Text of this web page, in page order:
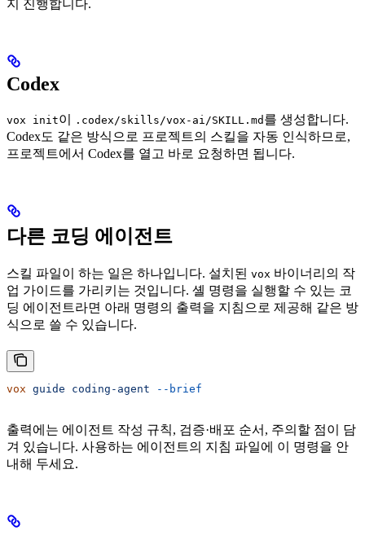
지 진행합니다.
Codex
vox init이 .codex/skills/vox-ai/SKILL.md 를 생성합니다.
Codex도 같은 방식으로 프로젝트의 스킬을 자동 인식하므로,
프로젝트에서 Codex를 열고 바로 요청하면 됩니다.
다른 코딩 에이전트
스킬 파일이 하는 일은 하나입니다. 설치된 vox 바이너리의 작
업 가이드를 가리키는 것입니다. 셸 명령을 실행할 수 있는 코
딩 에이전트라면 아래 명령의 출력을 지침으로 제공해 같은 방
식으로 쓸 수 있습니다.
vox guide coding-agent --brief
출력에는 에이전트 작성 규칙, 검증·배포 순서, 주의할 점이 담
겨 있습니다. 사용하는 에이전트의 지침 파일에 이 명령을 안
내해 두세요.